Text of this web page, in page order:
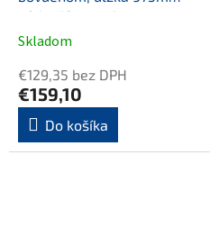
zátka 72mm, zlato
Skladom
€129,35 bez DPH
€159,10
Do košíka